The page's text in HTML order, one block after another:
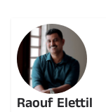
Raouf Elettil